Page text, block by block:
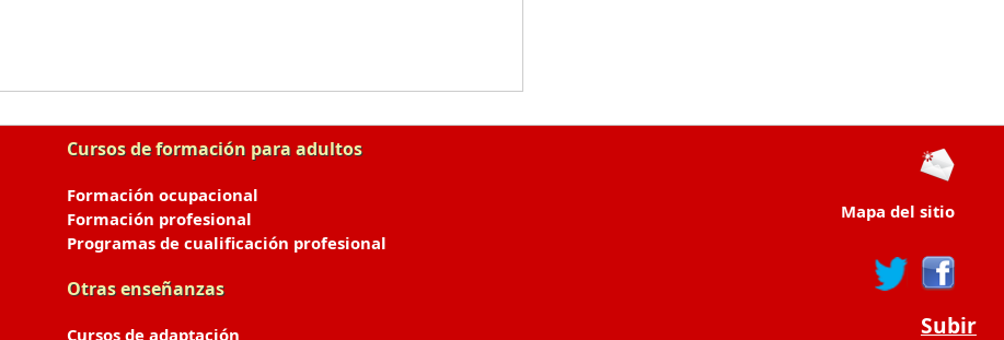
Cursos de formación para adultos
Formación ocupacional
Formación profesional
Programas de cualificación profesional
Otras enseñanzas
Cursos de adaptación
Mapa del sitio
Subir